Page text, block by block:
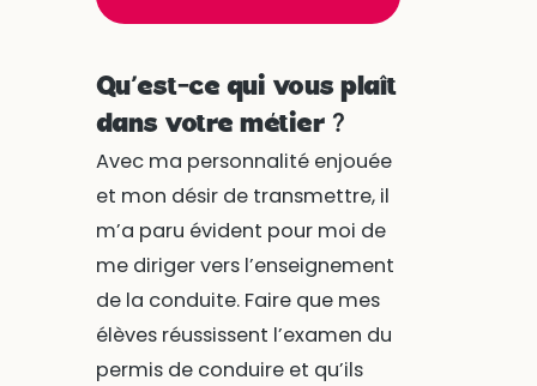
Qu’est-ce qui vous plaît
dans votre métier ?
Avec ma personnalité enjouée
et mon désir de transmettre, il
m’a paru évident pour moi de
me diriger vers l’enseignement
de la conduite. Faire que mes
élèves réussissent l’examen du
permis de conduire et qu’ils